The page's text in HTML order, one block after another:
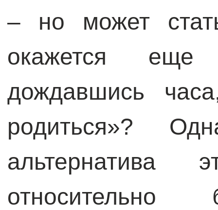
– но может
окажется
дождавшись
родиться»?
относительно